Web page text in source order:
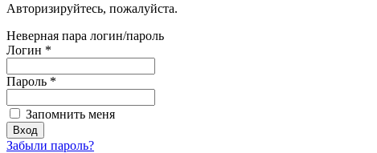
Авторизируйтесь, пожалуйста.
Неверная пара логин/пароль
Логин *
Пароль *
Запомнить меня
Забыли пароль?